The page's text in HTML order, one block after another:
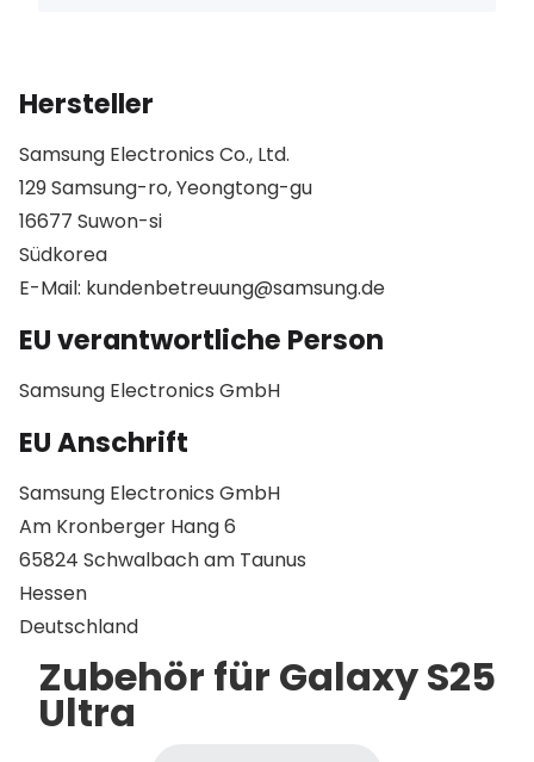
Hersteller
Samsung Electronics Co., Ltd.
129 Samsung-ro, Yeongtong-gu
16677 Suwon-si
Südkorea
E-Mail: kundenbetreuung@samsung.de
EU verantwortliche Person
Samsung Electronics GmbH
EU Anschrift
Samsung Electronics GmbH
Am Kronberger Hang 6
65824 Schwalbach am Taunus
Hessen
Deutschland
Zubehör für Galaxy S25
Ultra